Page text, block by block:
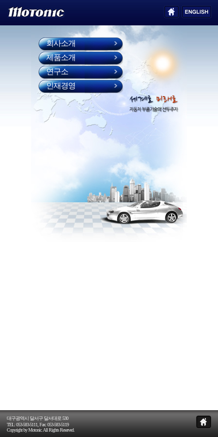
회사소개
제품소개
연구소
인재경영
대구광역시 달서구 달서대로 530
TEL: 053-583-5111, Fax: 053-583-5119
Copyright by Motonic. All Rights Reserved.